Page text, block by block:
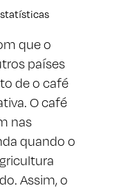
que o
países
de o café
O café
nas
quando o
Assim, o